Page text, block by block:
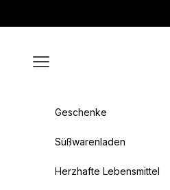
Menü
Geschenke
Süßwarenladen
Herzhafte Lebensmittel